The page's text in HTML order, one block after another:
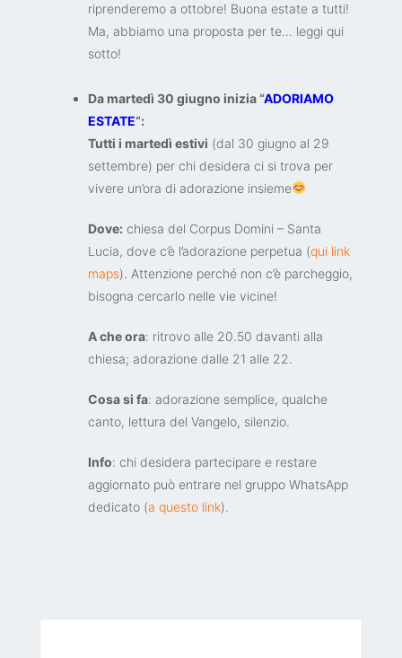
riprenderemo a ottobre! Buona estate a tutti!
Ma, abbiamo una proposta per te… leggi qui
sotto!
Da martedì 30 giugno inizia “ADORIAMO
ESTATE“:
Tutti i martedì estivi (dal 30 giugno al 29
settembre) per chi desidera ci si trova per
vivere un’ora di adorazione insieme
Dove: chiesa del Corpus Domini – Santa
Lucia, dove c’è l’adorazione perpetua (qui link
maps). Attenzione perché non c’è parcheggio,
bisogna cercarlo nelle vie vicine!
A che ora: ritrovo alle 20.50 davanti alla
chiesa; adorazione dalle 21 alle 22.
Cosa si fa: adorazione semplice, qualche
canto, lettura del Vangelo, silenzio.
Info: chi desidera partecipare e restare
aggiornato può entrare nel gruppo WhatsApp
dedicato (a questo link).